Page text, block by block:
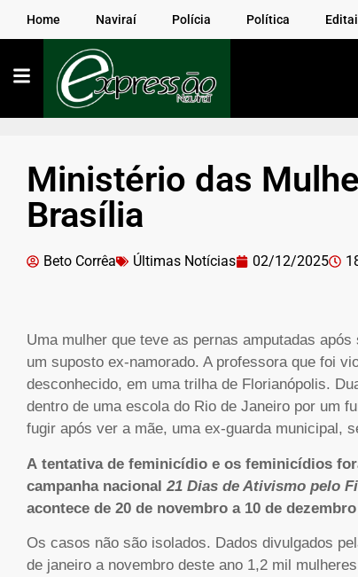
Home Naviraí Polícia Política
Ministério das
Brasília
Beto Corrêa Últimas Notícias 02/12/2025
Uma mulher que teve as pernas amputadas
um suposto ex-namorado. A professora que foi
desconhecido, em uma trilha de Florianópolis.
dentro de uma escola do Rio de Janeiro por um
fugir após ver a mãe, uma ex-guarda municipal,
A tentativa de feminicídio e os feminicídios
campanha nacional 21 Dias de Ativismo pelo
acontece de 20 de novembro a 10 de
Os casos não são isolados. Dados divulgados
de janeiro a novembro deste ano 1,2 mil